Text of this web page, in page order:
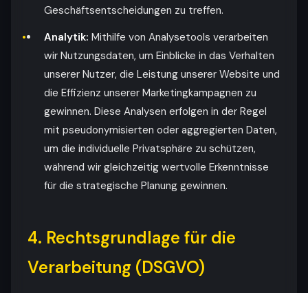
Geschäftsentscheidungen zu treffen.
Analytik: Mithilfe von Analysetools verarbeiten
wir Nutzungsdaten, um Einblicke in das Verhalten
unserer Nutzer, die Leistung unserer Website und
die Effizienz unserer Marketingkampagnen zu
gewinnen. Diese Analysen erfolgen in der Regel
mit pseudonymisierten oder aggregierten Daten,
um die individuelle Privatsphäre zu schützen,
während wir gleichzeitig wertvolle Erkenntnisse
für die strategische Planung gewinnen.
4. Rechtsgrundlage für die
Verarbeitung (DSGVO)